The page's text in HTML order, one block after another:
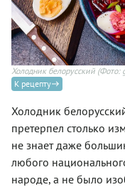
Холодник белорусский (Фото:
К рецепту
Холодник
претерпел столько
не знает даже
любого
народе, а не было